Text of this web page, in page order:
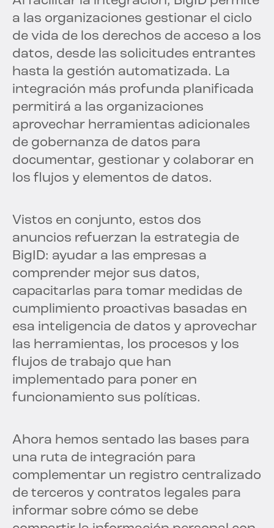
a las organizaciones gestionar el ciclo
de vida de los derechos de acceso a los
datos, desde las solicitudes entrantes
hasta la gestión automatizada. La
integración más profunda planificada
permitirá a las organizaciones
aprovechar herramientas adicionales
de gobernanza de datos para
documentar, gestionar y colaborar en
los flujos y elementos de datos.
Vistos en conjunto, estos dos
anuncios refuerzan la estrategia de
BigID: ayudar a las empresas a
comprender mejor sus datos,
capacitarlas para tomar medidas de
cumplimiento proactivas basadas en
esa inteligencia de datos y aprovechar
las herramientas, los procesos y los
flujos de trabajo que han
implementado para poner en
funcionamiento sus políticas.
Ahora hemos sentado las bases para
una ruta de integración para
complementar un registro centralizado
de terceros y contratos legales para
informar sobre cómo se debe